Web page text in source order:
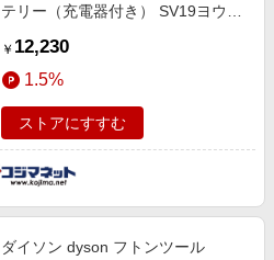
テリー（充電器付き） SV19ヨウバ
￥ 12,230
1.5%
ストアにすすむ
ダイソン dyson フトンツール